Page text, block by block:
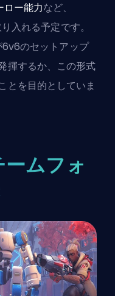
ロー能力など、
入れる予定です。
6v6のセットアップ
揮するか、この形式
とを目的としていま
ムフォ